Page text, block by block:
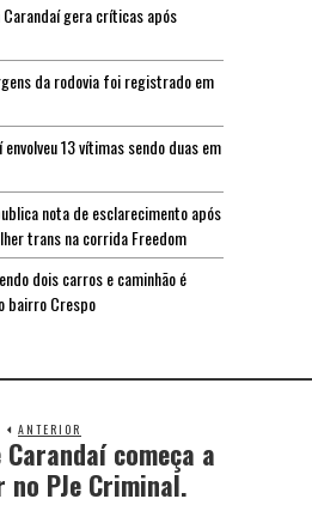
gera críticas após
da rodovia foi registrado em
13 vítimas sendo duas em
nota de esclarecimento após
trans na corrida Freedom
dois carros e caminhão é
bairro Crespo
ANTERIOR
começa a
PJe Criminal.